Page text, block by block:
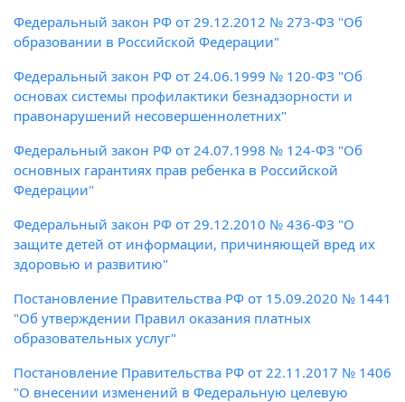
Федеральный закон РФ от 29.12.2012 № 273-ФЗ "Об
образовании в Российской Федерации"
Федеральный закон РФ от 24.06.1999 № 120-ФЗ "Об
основах системы профилактики безнадзорности и
правонарушений несовершеннолетних"
Федеральный закон РФ от 24.07.1998 № 124-ФЗ "Об
основных гарантиях прав ребенка в Российской
Федерации"
Федеральный закон РФ от 29.12.2010 № 436-ФЗ "О
защите детей от информации, причиняющей вред их
здоровью и развитию"
Постановление Правительства РФ от 15.09.2020 № 1441
"Об утверждении Правил оказания платных
образовательных услуг"
Постановление Правительства РФ от 22.11.2017 № 1406
"О внесении изменений в Федеральную целевую